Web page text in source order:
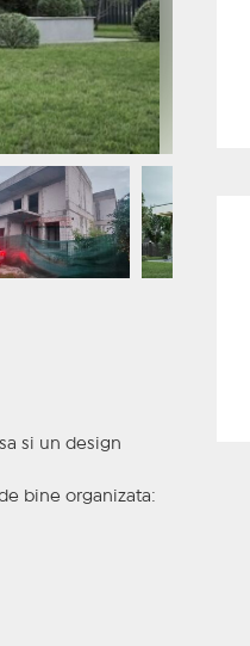
si un design
bine organizata: